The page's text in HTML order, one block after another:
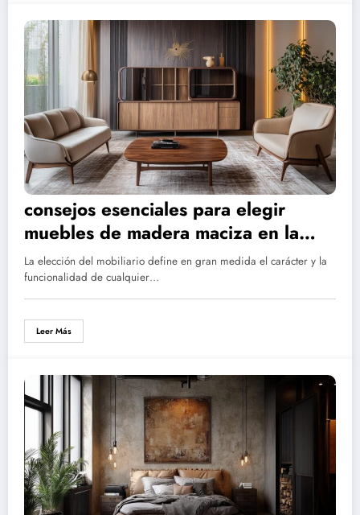
consejos esenciales para elegir
muebles de madera maciza en la
casa y decoración
La elección del mobiliario define en gran medida el carácter y la
funcionalidad de cualquier…
Leer Más